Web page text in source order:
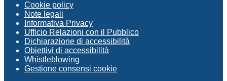
Cookie policy
Note legali
Informativa Privacy
Ufficio Relazioni con il Pubblico
Dichiarazione di accessibilità
Obiettivi di accessibilità
Whistleblowing
Gestione consensi cookie